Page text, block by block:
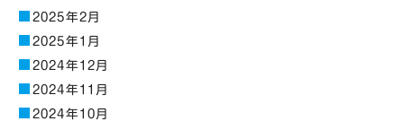
2025年2月
2025年1月
2024年12月
2024年11月
2024年10月